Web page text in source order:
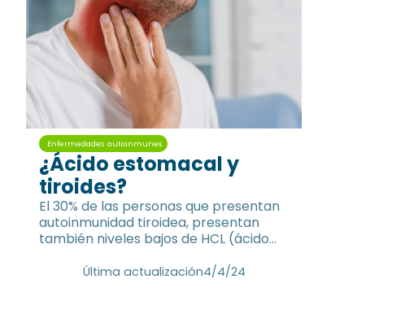
Enfermedades autoinmunes
¿Ácido estomacal y
tiroides?
El 30% de las personas que presentan
autoinmunidad tiroidea, presentan
también niveles bajos de HCL (ácido
Última actualización4/4/24